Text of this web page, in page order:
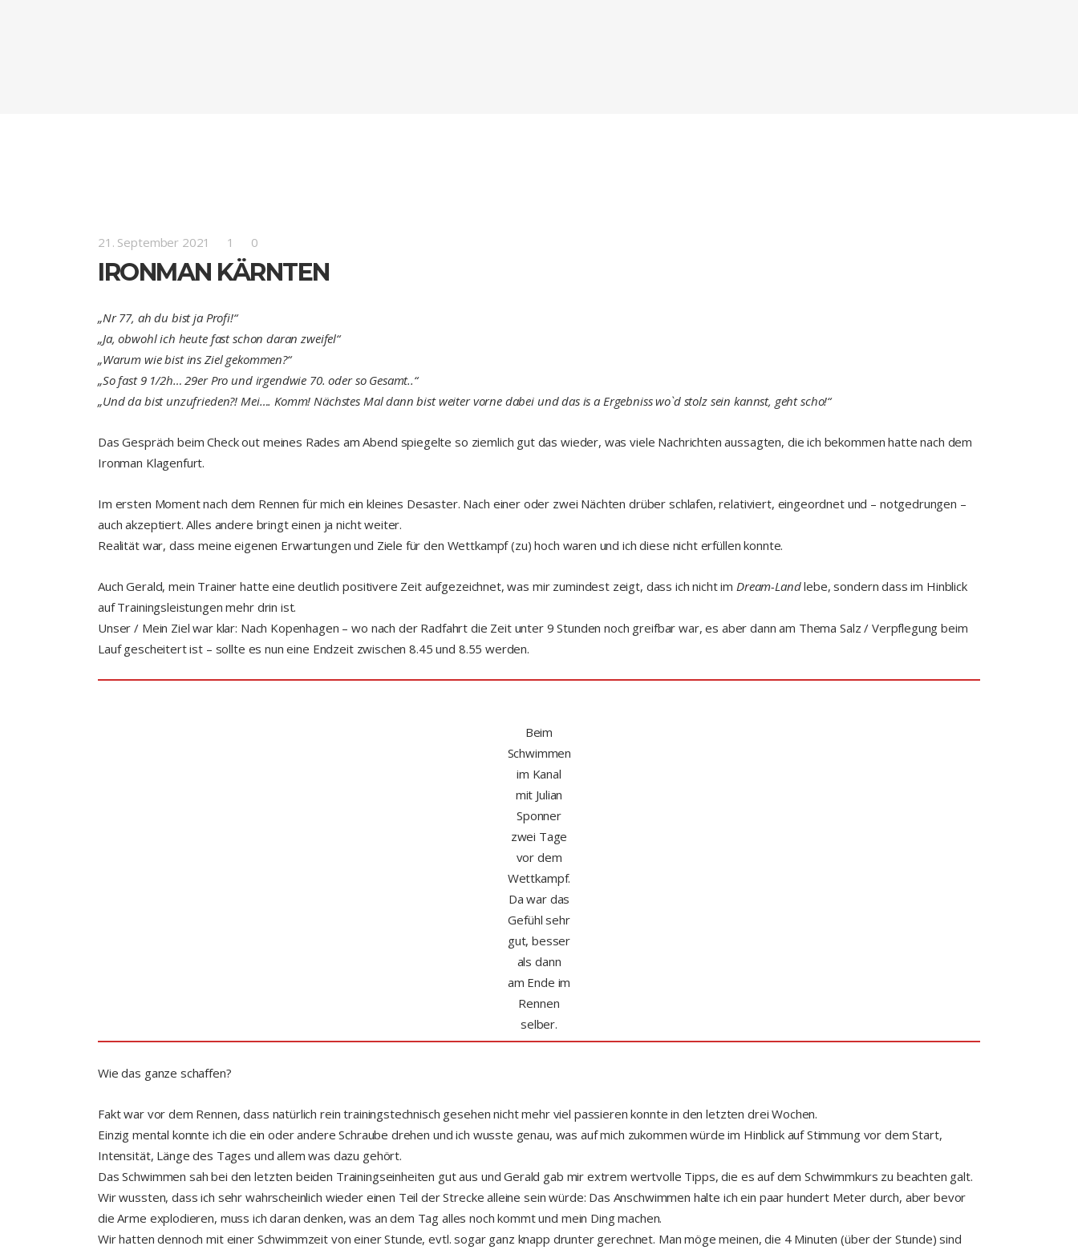
21. September 2021 1 0
IRONMAN KÄRNTEN
„Nr 77, ah du bist ja Profi!“
„Ja, obwohl ich heute fast schon daran zweifel“
„Warum wie bist ins Ziel gekommen?“
„So fast 9 1/2h… 29er Pro und irgendwie 70. oder so Gesamt..“
„Und da bist unzufrieden?! Mei…. Komm! Nächstes Mal dann bist weiter vorne dabei und das is a Ergebniss wo`d stolz sein kannst, geht scho!“
Das Gespräch beim Check out meines Rades am Abend spiegelte so ziemlich gut das wieder, was viele Nachrichten aussagten, die ich bekommen hatte nach dem
Ironman Klagenfurt.
Im ersten Moment nach dem Rennen für mich ein kleines Desaster. Nach einer oder zwei Nächten drüber schlafen, relativiert, eingeordnet und – notgedrungen –
auch akzeptiert. Alles andere bringt einen ja nicht weiter.
Realität war, dass meine eigenen Erwartungen und Ziele für den Wettkampf (zu) hoch waren und ich diese nicht erfüllen konnte.
Auch Gerald, mein Trainer hatte eine deutlich positivere Zeit aufgezeichnet, was mir zumindest zeigt, dass ich nicht im Dream-Landlebe, sondern dass im Hinblick
auf Trainingsleistungen mehr drin ist.
Unser / Mein Ziel war klar: Nach Kopenhagen – wo nach der Radfahrt die Zeit unter 9 Stunden noch greifbar war, es aber dann am Thema Salz / Verpflegung beim
Lauf gescheitert ist – sollte es nun eine Endzeit zwischen 8.45 und 8.55 werden.
Beim
Schwimmen
im Kanal
mit Julian
Sponner
zwei Tage
vor dem
Wettkampf.
Da war das
Gefühl sehr
gut, besser
als dann
am Ende im
Rennen
selber.
Wie das ganze schaffen?
Fakt war vor dem Rennen, dass natürlich rein trainingstechnisch gesehen nicht mehr viel passieren konnte in den letzten drei Wochen.
Einzig mental konnte ich die ein oder andere Schraube drehen und ich wusste genau, was auf mich zukommen würde im Hinblick auf Stimmung vor dem Start,
Intensität, Länge des Tages und allem was dazu gehört.
Das Schwimmen sah bei den letzten beiden Trainingseinheiten gut aus und Gerald gab mir extrem wertvolle Tipps, die es auf dem Schwimmkurs zu beachten galt.
Wir wussten, dass ich sehr wahrscheinlich wieder einen Teil der Strecke alleine sein würde: Das Anschwimmen halte ich ein paar hundert Meter durch, aber bevor
die Arme explodieren, muss ich daran denken, was an dem Tag alles noch kommt und mein Ding machen.
Wir hatten dennoch mit einer Schwimmzeit von einer Stunde, evtl. sogar ganz knapp drunter gerechnet. Man möge meinen, die 4 Minuten (über der Stunde) sind